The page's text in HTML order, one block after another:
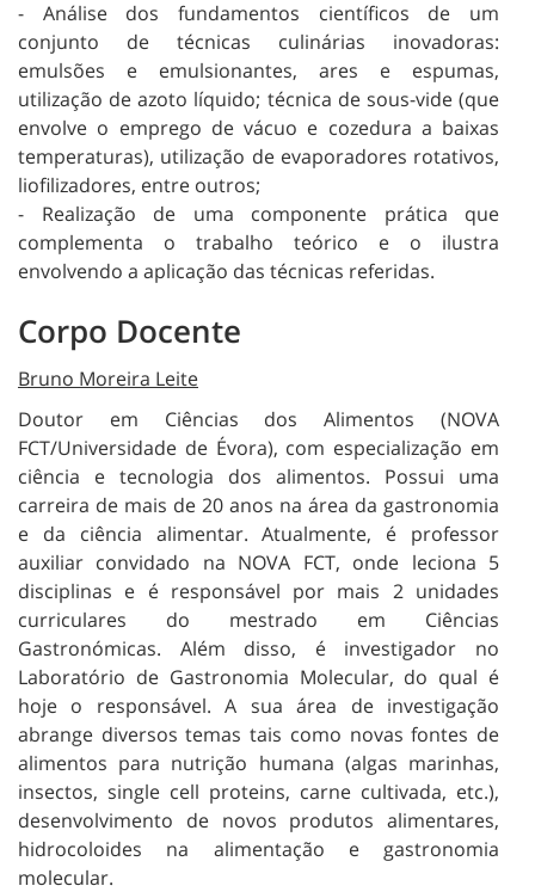
- Análise dos fundamentos científicos de um
conjunto de técnicas culinárias inovadoras:
emulsões e emulsionantes, ares e espumas,
utilização de azoto líquido; técnica de sous-vide (que
envolve o emprego de vácuo e cozedura a baixas
temperaturas), utilização de evaporadores rotativos,
liofilizadores, entre outros;
- Realização de uma componente prática que
complementa o trabalho teórico e o ilustra
envolvendo a aplicação das técnicas referidas.
Corpo Docente
Bruno Moreira Leite
Doutor em Ciências dos Alimentos (NOVA
FCT/Universidade de Évora), com especialização em
ciência e tecnologia dos alimentos. Possui uma
carreira de mais de 20 anos na área da gastronomia
e da ciência alimentar. Atualmente, é professor
auxiliar convidado na NOVA FCT, onde leciona 5
disciplinas e é responsável por mais 2 unidades
curriculares do mestrado em Ciências
Gastronómicas. Além disso, é investigador no
Laboratório de Gastronomia Molecular, do qual é
hoje o responsável. A sua área de investigação
abrange diversos temas tais como novas fontes de
alimentos para nutrição humana (algas marinhas,
insectos, single cell proteins, carne cultivada, etc.),
desenvolvimento de novos produtos alimentares,
hidrocoloides na alimentação e gastronomia
molecular.